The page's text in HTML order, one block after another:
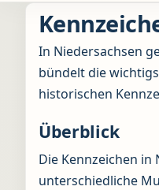
In Niedersachsen
bündelt die
historischen
Überblick
Die Kennzeichen in
unterschiedliche